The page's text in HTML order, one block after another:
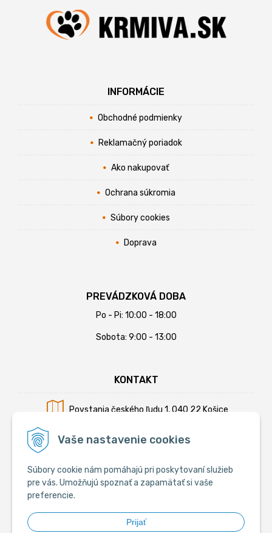
Vaše nastavenie cookies
Súbory cookie nám pomáhajú pri poskytovaní služieb
pre vás. Umožňujú spoznať a zapamätať si vaše
preferencie.
Prijať
INFORMÁCIE
Obchodné podmienky
Reklamačný poriadok
Ako nakupovať
Ochrana súkromia
Súbory cookies
Doprava
PREVÁDZKOVÁ DOBA
Po - Pi: 10:00 - 18:00
Sobota: 9:00 - 13:00
KONTAKT
Povstania českého ľudu 1, 040 22 Košice
Mobil:+421 902 794 355
E-mail:info@krmiva.sk